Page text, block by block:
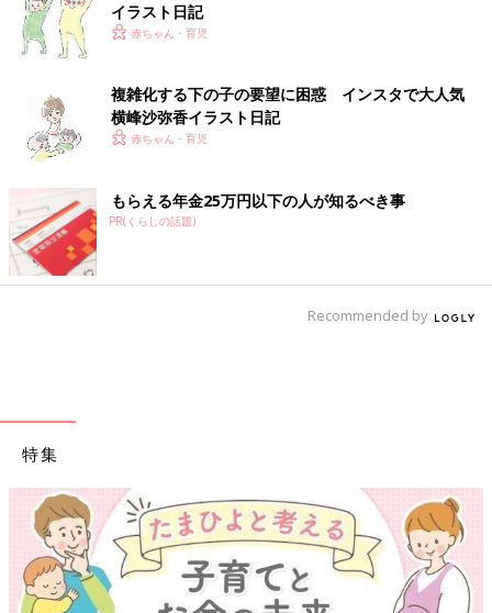
イラスト日記
赤ちゃん・育児
複雑化する下の子の要望に困惑 インスタで大人気
横峰沙弥香イラスト日記
赤ちゃん・育児
もらえる年金25万円以下の人が知るべき事
PR(くらしの話題)
Recommended by
特集